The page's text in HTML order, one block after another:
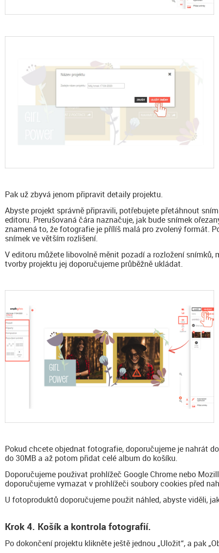
Pak už zbyvá jenom připravit detaily projektu.
Abyste projekt správně připravili, potřebujete přetáhnout
editoru. Prerušovaná čára naznačuje, jak bude snímek
znamená to, že fotografie je přílíš malá pro zvolený formát.
snímek ve větším rozlišení.
V editoru můžete libovolně měnit pozadí a rozložení snímků,
tvorby projektu jej doporučujeme průběžně ukládat.
Pokud chcete objednat fotografie, doporučujeme je nahrát
do 30MB a až potom přidat celé album do košíku.
Doporučujeme použivat prohlížeč Google Chrome nebo
doporučujeme vymazat v prohlížeči soubory cookies před
U fotoproduktů doporučujeme použit náhled, abyste viděli,
Krok 4. Košík a kontrola fotografií.
Po dokončení projektu klikněte ještě jednou „Uložit“, a pak